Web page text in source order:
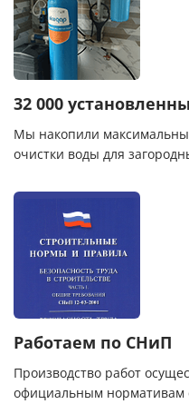
32 000
Мы накопили
очистки воды для
Работаем по СНиП
Производство работ
официальным нормативам